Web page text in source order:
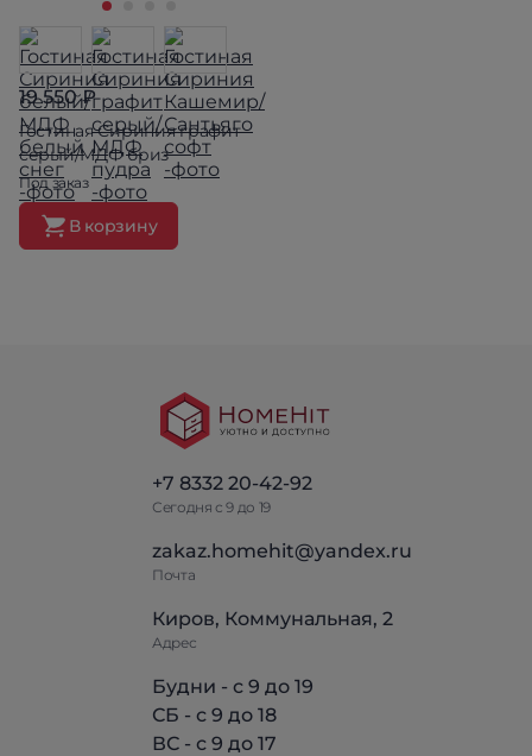
19 550 ₽
Гостиная Сириния графит
серый/МДФ бриз
Под заказ
В корзину
+7 8332 20-42-92
Сегодня с 9 до 19
zakaz.homehit@yandex.ru
Почта
Киров, Коммунальная, 2
Адрес
Будни - с 9 до 19
СБ - с 9 до 18
ВС - с 9 до 17